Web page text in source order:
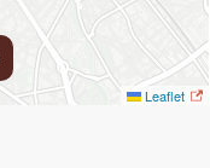
Leaflet